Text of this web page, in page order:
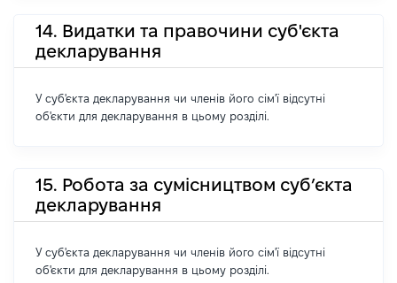
14. Видатки та правочини суб'єкта
декларування
У суб'єкта декларування чи членів його сім'ї відсутні
об'єкти для декларування в цьому розділі.
15. Робота за сумісництвом суб’єкта
декларування
У суб'єкта декларування чи членів його сім'ї відсутні
об'єкти для декларування в цьому розділі.